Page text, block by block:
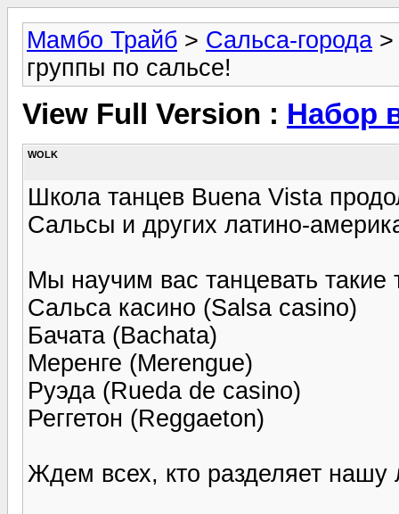
Мамбо Трайб > Сальса-города
группы по сальсе!
View Full Version : Набор
WOLK
Школа танцев Buena Vista
Сальсы и других латино-
Мы научим вас танцевать такие
Сальса касино (Salsa casino)
Бачата (Bachata)
Меренге (Merengue)
Руэда (Rueda de casino)
Реггетон (Reggaeton)
Ждем всех, кто разделяет нашу